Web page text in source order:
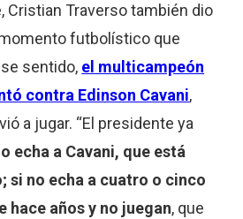
Cristian Traverso también dio
futbolístico que
sentido, el multicampeón
contra Edinson Cavani,
a jugar. “El presidente ya
echa a Cavani, que está
si no echa a cuatro o cinco
hace años y no juegan, que